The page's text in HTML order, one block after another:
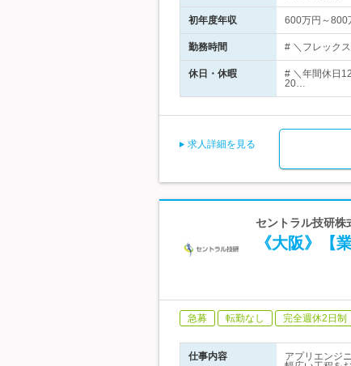
初年度年収 600万円～800
勤務時間 # ＼フレック
休日・休暇
# ＼年間休日
20…
求人詳細を見る
セントラル技研株
《大阪》【
急募 転勤なし 完全週休2日制
仕事内容
アプリエンジ